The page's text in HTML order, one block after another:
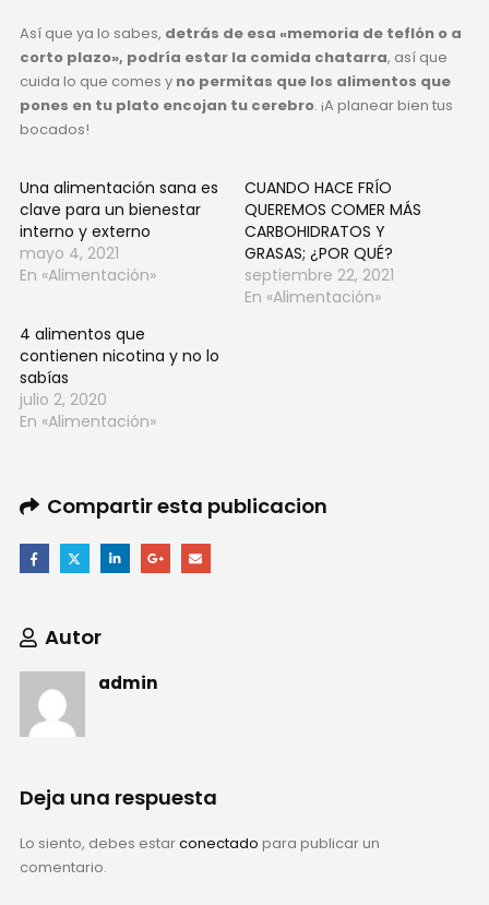
Así que ya lo sabes, detrás de esa «memoria de teflón o a
corto plazo», podría estar la comida chatarra, así que
cuida lo que comes y no permitas que los alimentos que
pones en tu plato encojan tu cerebro. ¡A planear bien tus
bocados!
Una alimentación sana es
clave para un bienestar
interno y externo
mayo 4, 2021
En «Alimentación»
CUANDO HACE FRÍO
QUEREMOS COMER MÁS
CARBOHIDRATOS Y
GRASAS; ¿POR QUÉ?
septiembre 22, 2021
En «Alimentación»
4 alimentos que
contienen nicotina y no lo
sabías
julio 2, 2020
En «Alimentación»
Compartir esta publicacion
Autor
admin
Deja una respuesta
Lo siento, debes estarconectado para publicar un
comentario.